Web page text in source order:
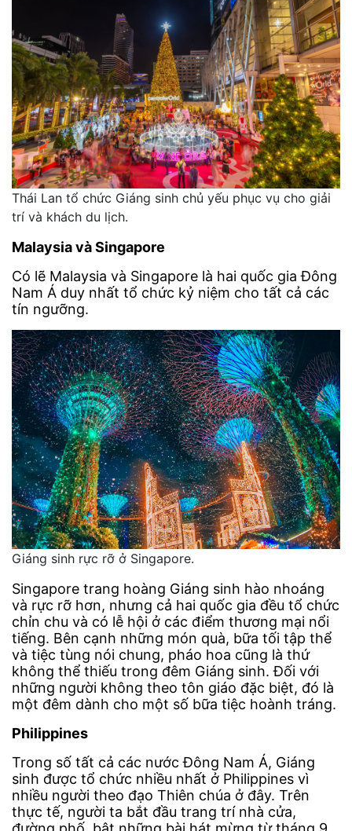
Thái Lan tổ chức Giáng sinh chủ yếu phục vụ cho giải
trí và khách du lịch.
Malaysia và Singapore
Có lẽ Malaysia và Singapore là hai quốc gia Đông
Nam Á duy nhất tổ chức kỷ niệm cho tất cả các
tín ngưỡng.
Giáng sinh rực rỡ ở Singapore.
Singapore trang hoàng Giáng sinh hào nhoáng
và rực rỡ hơn, nhưng cả hai quốc gia đều tổ chức
chỉn chu và có lễ hội ở các điểm thương mại nổi
tiếng. Bên cạnh những món quà, bữa tối tập thể
và tiệc tùng nói chung, pháo hoa cũng là thứ
không thể thiếu trong đêm Giáng sinh. Đối với
những người không theo tôn giáo đặc biệt, đó là
một đêm dành cho một số bữa tiệc hoành tráng.
Philippines
Trong số tất cả các nước Đông Nam Á, Giáng
sinh được tổ chức nhiều nhất ở Philippines vì ​​
nhiều người theo đạo Thiên chúa ở đây. Trên
thực tế, người ta bắt đầu trang trí nhà cửa,